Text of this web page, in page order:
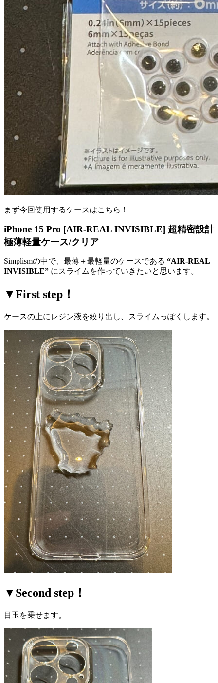
まず今回使用するケースはこちら！
iPhone 15 Pro [AIR-REAL INVISIBLE] 超精密設計
極薄軽量ケース/クリア
Simplismの中で、最薄＋最軽量のケースである “AIR-REAL
INVISIBLE” にスライムを作っていきたいと思います。
▼First step！
ケースの上にレジン液を絞り出し、スライムっぽくします。
▼Second step！
目玉を乗せます。